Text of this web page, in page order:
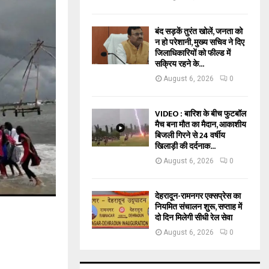
बंद सड़कें तुरंत खोलें, जनता को
न हो परेशानी, मुख्य सचिव ने दिए
जिलाधिकारियों को फील्ड में
सक्रिय रहने के...
August 6, 2026 0
VIDEO : बारिश के बीच फुटबॉल
मैच बना मौत का मैदान, आकाशीय
बिजली गिरने से 24 वर्षीय
खिलाड़ी की दर्दनाक...
August 6, 2026 0
देहरादून-रामनगर एक्सप्रेस का
नियमित संचालन शुरू, सप्ताह में
दो दिन मिलेगी सीधी रेल सेवा
August 6, 2026 0